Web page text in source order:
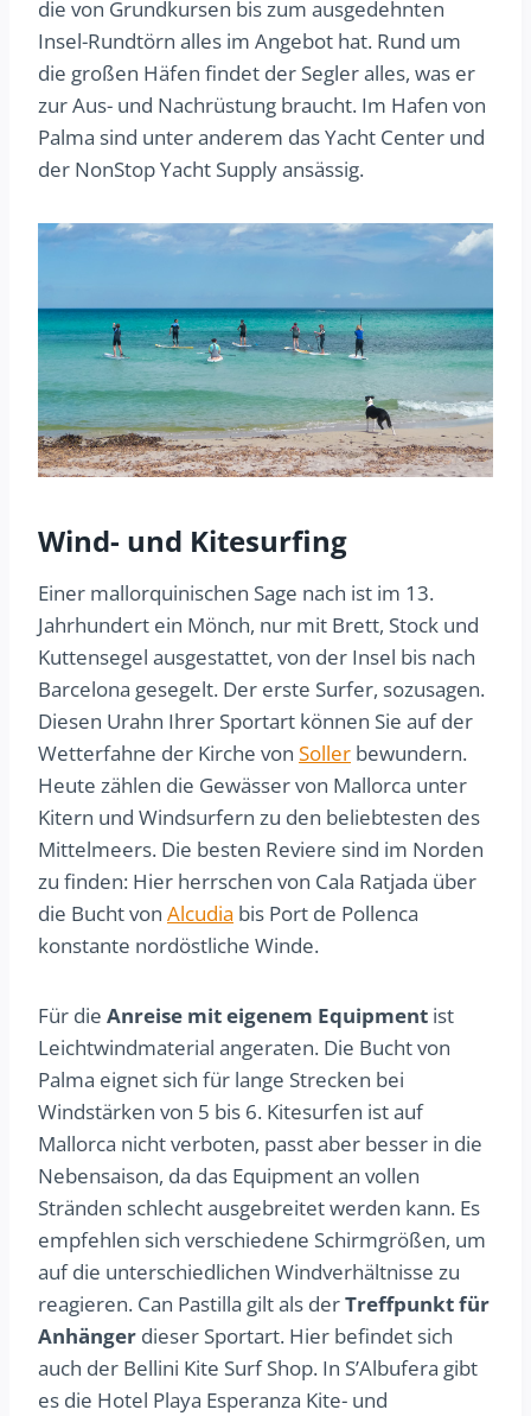
die von Grundkursen bis zum ausgedehnten
Insel-Rundtörn alles im Angebot hat. Rund um
die großen Häfen findet der Segler alles, was er
zur Aus- und Nachrüstung braucht. Im Hafen von
Palma sind unter anderem das Yacht Center und
der NonStop Yacht Supply ansässig.
Wind- und Kitesurfing
Einer mallorquinischen Sage nach ist im 13.
Jahrhundert ein Mönch, nur mit Brett, Stock und
Kuttensegel ausgestattet, von der Insel bis nach
Barcelona gesegelt. Der erste Surfer, sozusagen.
Diesen Urahn Ihrer Sportart können Sie auf der
Wetterfahne der Kirche von Soller bewundern.
Heute zählen die Gewässer von Mallorca unter
Kitern und Windsurfern zu den beliebtesten des
Mittelmeers. Die besten Reviere sind im Norden
zu finden: Hier herrschen von Cala Ratjada über
die Bucht von Alcudia bis Port de Pollenca
konstante nordöstliche Winde.
Für die Anreise mit eigenem Equipment ist
Leichtwindmaterial angeraten. Die Bucht von
Palma eignet sich für lange Strecken bei
Windstärken von 5 bis 6. Kitesurfen ist auf
Mallorca nicht verboten, passt aber besser in die
Nebensaison, da das Equipment an vollen
Stränden schlecht ausgebreitet werden kann. Es
empfehlen sich verschiedene Schirmgrößen, um
auf die unterschiedlichen Windverhältnisse zu
reagieren. Can Pastilla gilt als derTreffpunkt für
Anhänger dieser Sportart. Hier befindet sich
auch der Bellini Kite Surf Shop. In S’Albufera gibt
es die Hotel Playa Esperanza Kite- und